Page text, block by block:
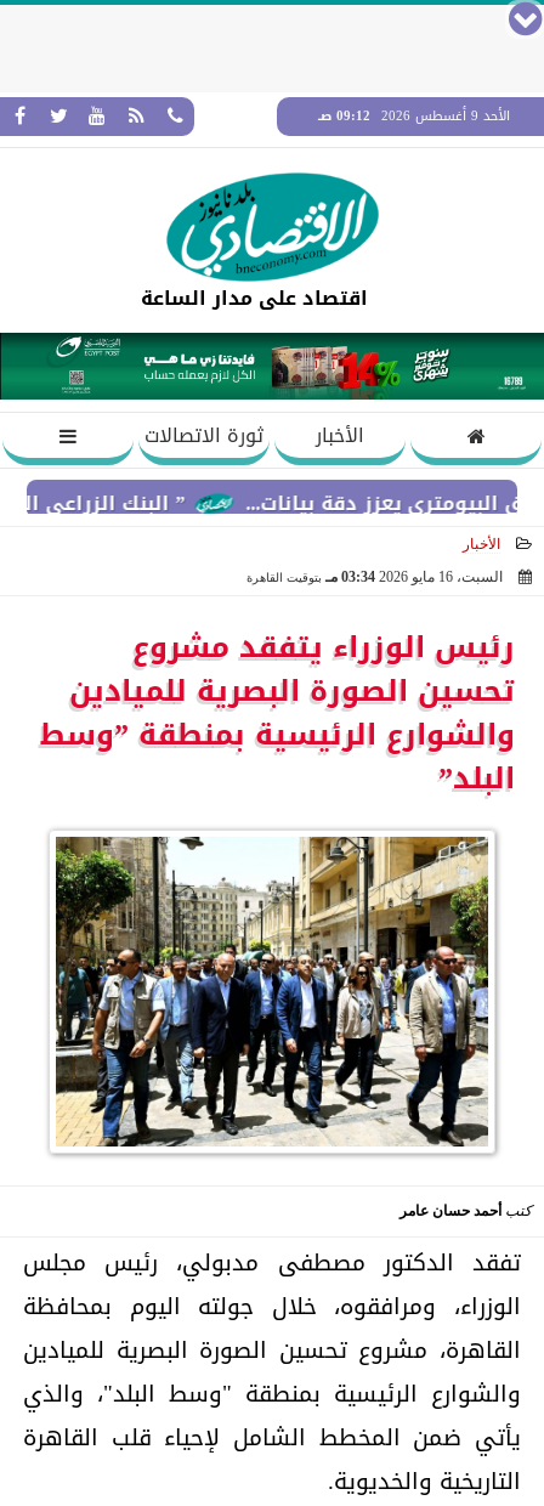
الأحد 9 أغسطس 2026 09:12 صـ
اقتصاد على مدار الساعة
الأخبار
ثورة الاتصالات
” البنك الزراعي المصري ”
يعزز دقة بيانات...
الأخبار
السبت، 16 مايو 2026
03:34 مـ بتوقيت القاهرة
رئيس الوزراء يتفقد مشروع
تحسين الصورة البصرية للميادين
والشوارع الرئيسية بمنطقة ”وسط
البلد”
كتبأحمد حسان عامر
تفقد الدكتور مصطفى مدبولي، رئيس مجلس
الوزراء، ومرافقوه، خلال جولته اليوم بمحافظة
القاهرة، مشروع تحسين الصورة البصرية للميادين
والشوارع الرئيسية بمنطقة "وسط البلد"، والذي
يأتي ضمن المخطط الشامل لإحياء قلب القاهرة
التاريخية والخديوية.